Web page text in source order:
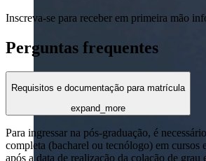
Inscreva-se para receber em primeira mão
Perguntas frequentes
Requisitos e documentação para matrícula
expand_more
Para ingressar na pós-graduação, é
completa (bacharel ou tecnólogo) em cursos
após a data de realização da colação de